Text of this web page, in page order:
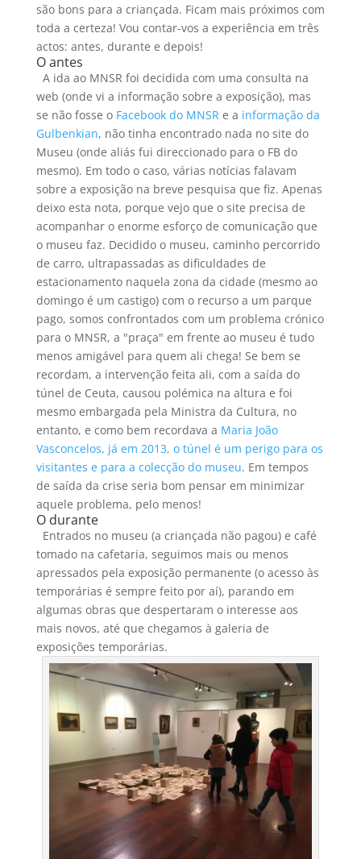
são bons para a criançada. Ficam mais próximos com
toda a certeza! Vou contar-vos a experiência em três
actos: antes, durante e depois!
O antes
A ida ao MNSR foi decidida com uma consulta na
web (onde vi a informação sobre a exposição), mas
se não fosse o Facebook do MNSR e a informação da
Gulbenkian, não tinha encontrado nada no site do
Museu (onde aliás fui direccionado para o FB do
mesmo). Em todo o caso, várias notícias falavam
sobre a exposição na breve pesquisa que fiz. Apenas
deixo esta nota, porque vejo que o site precisa de
acompanhar o enorme esforço de comunicação que
o museu faz. Decidido o museu, caminho percorrido
de carro, ultrapassadas as dificuldades de
estacionamento naquela zona da cidade (mesmo ao
domingo é um castigo) com o recurso a um parque
pago, somos confrontados com um problema crónico
para o MNSR, a "praça" em frente ao museu é tudo
menos amigável para quem ali chega! Se bem se
recordam, a intervenção feita ali, com a saída do
túnel de Ceuta, causou polémica na altura e foi
mesmo embargada pela Ministra da Cultura, no
entanto, e como bem recordava a Maria João
Vasconcelos, já em 2013, o túnel é um perigo para os
visitantes e para a colecção do museu. Em tempos
de saída da crise seria bom pensar em minimizar
aquele problema, pelo menos!
O durante
Entrados no museu (a criançada não pagou) e café
tomado na cafetaria, seguimos mais ou menos
apressados pela exposição permanente (o acesso às
temporárias é sempre feito por aí), parando em
algumas obras que despertaram o interesse aos
mais novos, até que chegamos à galeria de
exposições temporárias.